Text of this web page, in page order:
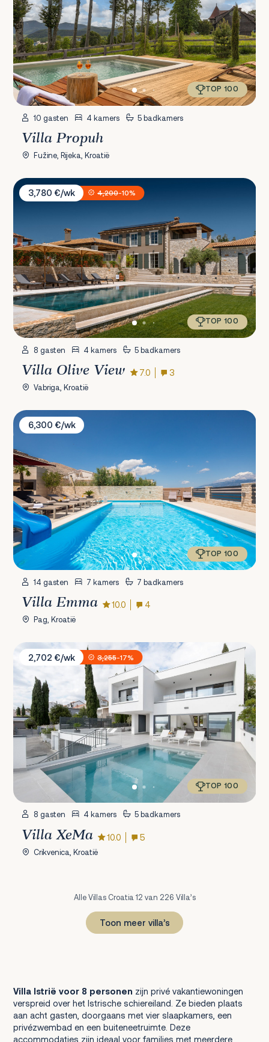
TOP 100
10 gasten 4 kamers 5 badkamers
Villa Propuh
Fužine, Rijeka, Kroatië
Villa Olive View
3,780 €/wk
4,200-10%
TOP 100
8 gasten 4 kamers 5 badkamers
Villa Olive View 7.0 3
Vabriga, Kroatië
Villa Emma
6,300 €/wk
TOP 100
14 gasten 7 kamers 7 badkamers
Villa Emma 10.0 4
Pag, Kroatië
Villa XeMa
2,702 €/wk
3,255-17%
TOP 100
8 gasten 4 kamers 5 badkamers
Villa XeMa 10.0 5
Crikvenica, Kroatië
Alle Villas Croatia 12 van 226 Villa’s
Toon meer villa’s
Villa Istrië voor 8 personen zijn privé vakantiewoningen
verspreid over het Istrische schiereiland. Ze bieden plaats
aan acht gasten, doorgaans met vier slaapkamers, een
privézwembad en een buiteneetruimte. Deze
accommodaties zijn ideaal voor families met meerdere